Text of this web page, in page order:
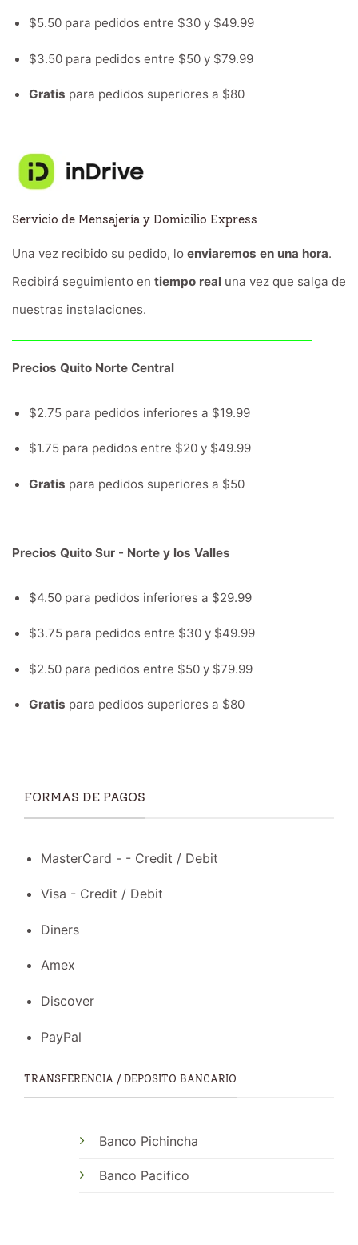
$5.50 para pedidos entre $30 y $49.99
$3.50 para pedidos entre $50 y $79.99
Gratis para pedidos superiores a $80
Servicio de Mensajería y Domicilio Express
Una vez recibido su pedido, lo enviaremos en una hora.
Recibirá seguimiento en tiempo real una vez que salga de
nuestras instalaciones.
Precios Quito Norte Central
$2.75 para pedidos inferiores a $19.99
$1.75 para pedidos entre $20 y $49.99
Gratis para pedidos superiores a $50
Precios Quito Sur - Norte y los Valles
$4.50 para pedidos inferiores a $29.99
$3.75 para pedidos entre $30 y $49.99
$2.50 para pedidos entre $50 y $79.99
Gratis para pedidos superiores a $80
FORMAS DE PAGOS
MasterCard - - Credit / Debit
Visa - Credit / Debit
Diners
Amex
Discover
PayPal
TRANSFERENCIA / DEPOSITO BANCARIO
Banco Pichincha
Banco Pacifico